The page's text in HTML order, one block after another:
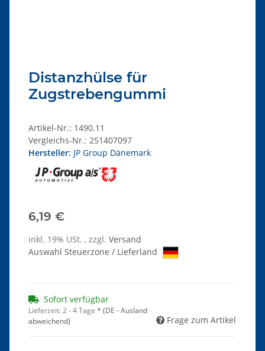
Distanzhülse für
Zugstrebengummi
Artikel-Nr.: 1490.11
Vergleichs-Nr.: 251407097
Hersteller: JP Group Dänemark
6,19 €
inkl. 19% USt. , zzgl. Versand
Auswahl Steuerzone / Lieferland
Sofort verfügbar
Lieferzeit:2 - 4 Tage * (DE - Ausland
abweichend)
Frage zum Artikel